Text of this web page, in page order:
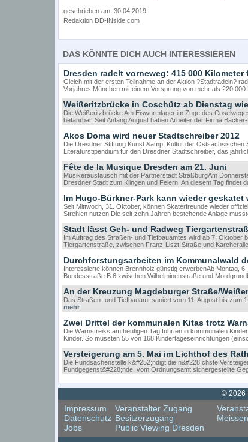
Cookie Consent plugin for the EU cookie law
geschrieben am: 30.04.2019
Redaktion DD-INside.com
DAS KÖNNTE DICH AUCH INTERESSIEREN
Dresden radelt vorneweg: 415 000
Gleich mit der ersten Teilnahme an der Aktion ?Stadtradeln?
Vorjahres München mit einem Vorsprung von mehr als 220
Weißeritzbrücke in Coschütz ab Dienstag
Die Weißeritzbrücke Am Eiswurmlager im Zuge des
befahrbar. Seit Anfang August haben Arbeiter der Firma
Akos Doma wird neuer Stadtschreiber 2012
Die Dresdner Stiftung Kunst &amp; Kultur der
Literaturstipendium für den Dresdner Stadtschreiber, das
Fête de la Musique Dresden am 21. Juni
Musikeraustausch mit der Partnerstadt StraßburgAm
Dresdner Stadt zum Klingen und Feiern. An diesem Tag findet
Im Hugo-Bürkner-Park kann wieder geskatet
Seit Mittwoch, 31. Oktober, können Skaterfreunde wieder
Strehlen nutzen.Die seit zehn Jahren bestehende Anlage
Stadt lässt Geh- und Radweg
Im Auftrag des Straßen- und Tiefbauamtes wird ab 7.
Tiergartenstraße, zwischen Franz-Liszt-Straße und
Durchforstungsarbeiten im Kommunalwald
Interessierte können Brennholz günstig erwerbenAb Montag,
Bundesstraße B 6 zwischen Wilhelminenstraße und
An der Kreuzung Magdeburger Straße/
Das Straßen- und Tiefbauamt saniert vom 11. August bis
mehr
Zwei Drittel der kommunalen Kitas trotz
Die Warnstreiks am heutigen Tag führten in kommunalen
Kinder. So mussten 55 von 168 Kindertageseinrichtungen
Versteigerung am 5. Mai im Lichthof des
Die Fundsachenstelle k&#252;ndigt die n&#228;chste
Fundgegenst&#228;nde, vom Ordnungsamt sichergestellte
© 2026
Impressum
Datenschutz
Jobs
Veranstalter Zugang
Besitzerzugang
Public Viewing Dresden
Meissen